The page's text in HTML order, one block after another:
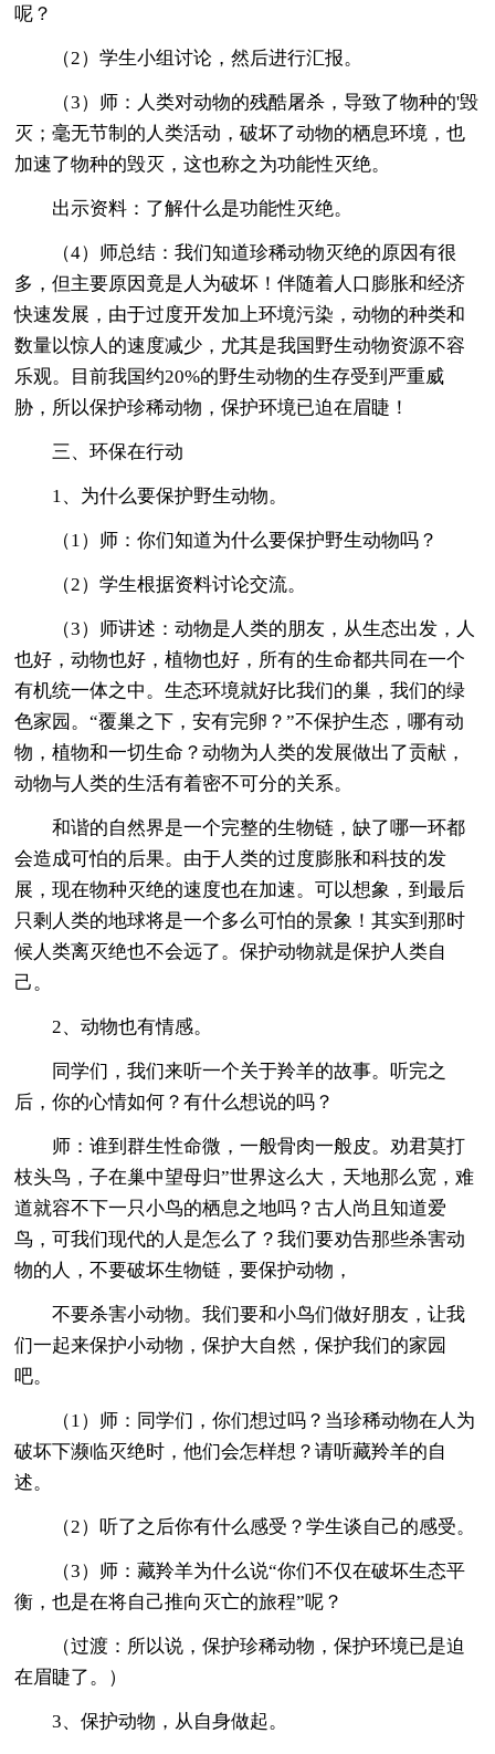
呢？
（2）学生小组讨论，然后进行汇报。
（3）师：人类对动物的残酷屠杀，导致了物种的'毁
灭；毫无节制的人类活动，破坏了动物的栖息环境，也
加速了物种的毁灭，这也称之为功能性灭绝。
出示资料：了解什么是功能性灭绝。
（4）师总结：我们知道珍稀动物灭绝的原因有很
多，但主要原因竟是人为破坏！伴随着人口膨胀和经济
快速发展，由于过度开发加上环境污染，动物的种类和
数量以惊人的速度减少，尤其是我国野生动物资源不容
乐观。目前我国约20%的野生动物的生存受到严重威
胁，所以保护珍稀动物，保护环境已迫在眉睫！
三、环保在行动
1、为什么要保护野生动物。
（1）师：你们知道为什么要保护野生动物吗？
（2）学生根据资料讨论交流。
（3）师讲述：动物是人类的朋友，从生态出发，人
也好，动物也好，植物也好，所有的生命都共同在一个
有机统一体之中。生态环境就好比我们的巢，我们的绿
色家园。“覆巢之下，安有完卵？”不保护生态，哪有动
物，植物和一切生命？动物为人类的发展做出了贡献，
动物与人类的生活有着密不可分的关系。
和谐的自然界是一个完整的生物链，缺了哪一环都
会造成可怕的后果。由于人类的过度膨胀和科技的发
展，现在物种灭绝的速度也在加速。可以想象，到最后
只剩人类的地球将是一个多么可怕的景象！其实到那时
候人类离灭绝也不会远了。保护动物就是保护人类自
己。
2、动物也有情感。
同学们，我们来听一个关于羚羊的故事。听完之
后，你的心情如何？有什么想说的吗？
师：谁到群生性命微，一般骨肉一般皮。劝君莫打
枝头鸟，子在巢中望母归”世界这么大，天地那么宽，难
道就容不下一只小鸟的栖息之地吗？古人尚且知道爱
鸟，可我们现代的人是怎么了？我们要劝告那些杀害动
物的人，不要破坏生物链，要保护动物，
不要杀害小动物。我们要和小鸟们做好朋友，让我
们一起来保护小动物，保护大自然，保护我们的家园
吧。
（1）师：同学们，你们想过吗？当珍稀动物在人为
破坏下濒临灭绝时，他们会怎样想？请听藏羚羊的自
述。
（2）听了之后你有什么感受？学生谈自己的感受。
（3）师：藏羚羊为什么说“你们不仅在破坏生态平
衡，也是在将自己推向灭亡的旅程”呢？
（过渡：所以说，保护珍稀动物，保护环境已是迫
在眉睫了。）
3、保护动物，从自身做起。